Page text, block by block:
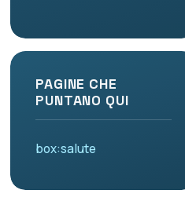
PAGINE CHE
PUNTANO QUI
box:salute